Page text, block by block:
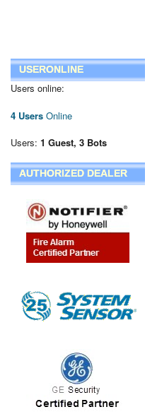
USERONLINE
Users online:
4 Users Online
Users: 1 Guest, 3 Bots
AUTHORIZED DEALER